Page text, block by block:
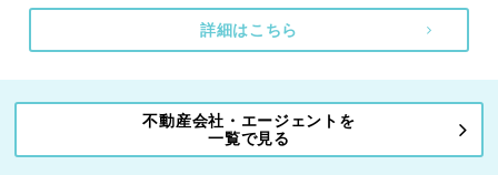
詳細はこちら
不動産会社・エージェントを
一覧で見る